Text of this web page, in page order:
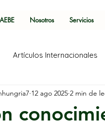
AEBE Nosotros Servicios
Artículos Internacionales
del Sur12 ago 2025 2 min de